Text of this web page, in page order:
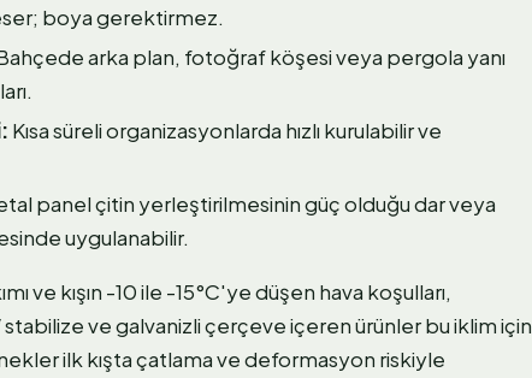
boya gerektirmez.
arka plan, fotoğraf köşesi veya pergola yanı
Kısa süreli organizasyonlarda hızlı kurulabilir ve
panel çitin yerleştirilmesinin güç olduğu dar veya
uygulanabilir.
ve kışın -10 ile -15°C'ye düşen hava koşulları,
ve galvanizli çerçeve içeren ürünler bu iklim için
ilk kışta çatlama ve deformasyon riskiyle